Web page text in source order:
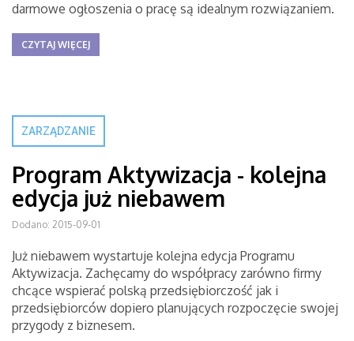
darmowe ogłoszenia o pracę są idealnym rozwiązaniem.
CZYTAJ WIĘCEJ
ZARZĄDZANIE
Program Aktywizacja - kolejna
edycja już niebawem
Dodano: 2015-09-01
Już niebawem wystartuje kolejna edycja Programu
Aktywizacja. Zachęcamy do współpracy zarówno firmy
chcące wspierać polską przedsiębiorczość jak i
przedsiębiorców dopiero planujących rozpoczęcie swojej
przygody z biznesem.